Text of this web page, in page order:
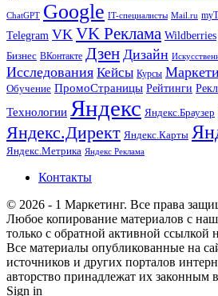
ChatGPT Google IT-специалисты Mail.ru
Telegram VK VK Реклама Wildberries
Бизнес ВКонтакте Дзен Дизайн
Исследования Кейсы Курсы
Обучение ПромоСтраницы Рейтинги
Технологии Яндекс Яндекс.Браузер
Яндекс.Директ Яндекс.Карты
Яндекс.Метрика Яндекс Реклама
Контакты
© 2026 - 1 Маркетинг. Все права
Любое копирование материалов с
только с обратной активной ссылкой
Все материалы опубликованные на
источников и других порталов
авторство принадлежат их законным
Sign in